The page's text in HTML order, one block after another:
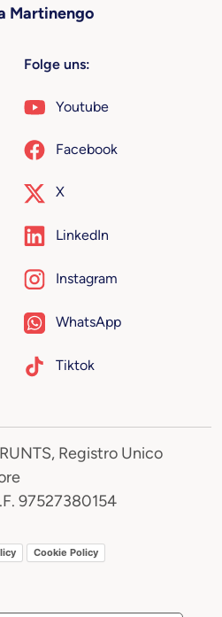
Martinengo
Folge uns:
Youtube
Facebook
X
LinkedIn
Instagram
WhatsApp
Tiktok
Registro Unico
97527380154
Cookie Policy